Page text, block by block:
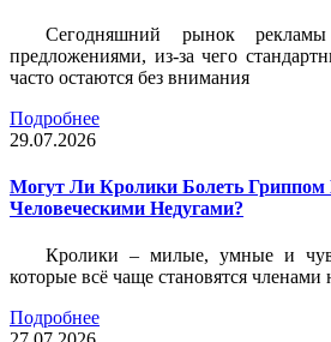
Сегодняшний рынок
предложениями, из-за чего
часто остаются без внимания
Подробнее
29.07.2026
Могут Ли Кролики Болеть
Человеческими Недугами?
Кролики – милые, умные и
которые всё чаще становятся
Подробнее